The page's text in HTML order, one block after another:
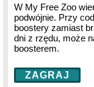
W My Free Zoo
podwójnie. Przy
boostery zamiast
dni z rzędu, może
boosterem.
ZAGRAJ